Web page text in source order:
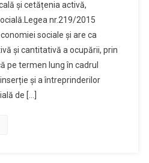
și cetățenia activă,
nr.219/2015
sociale și are ca
și cantitativă a ocupării, prin
pe termen lung în cadrul
și a întreprinderilor
de […]